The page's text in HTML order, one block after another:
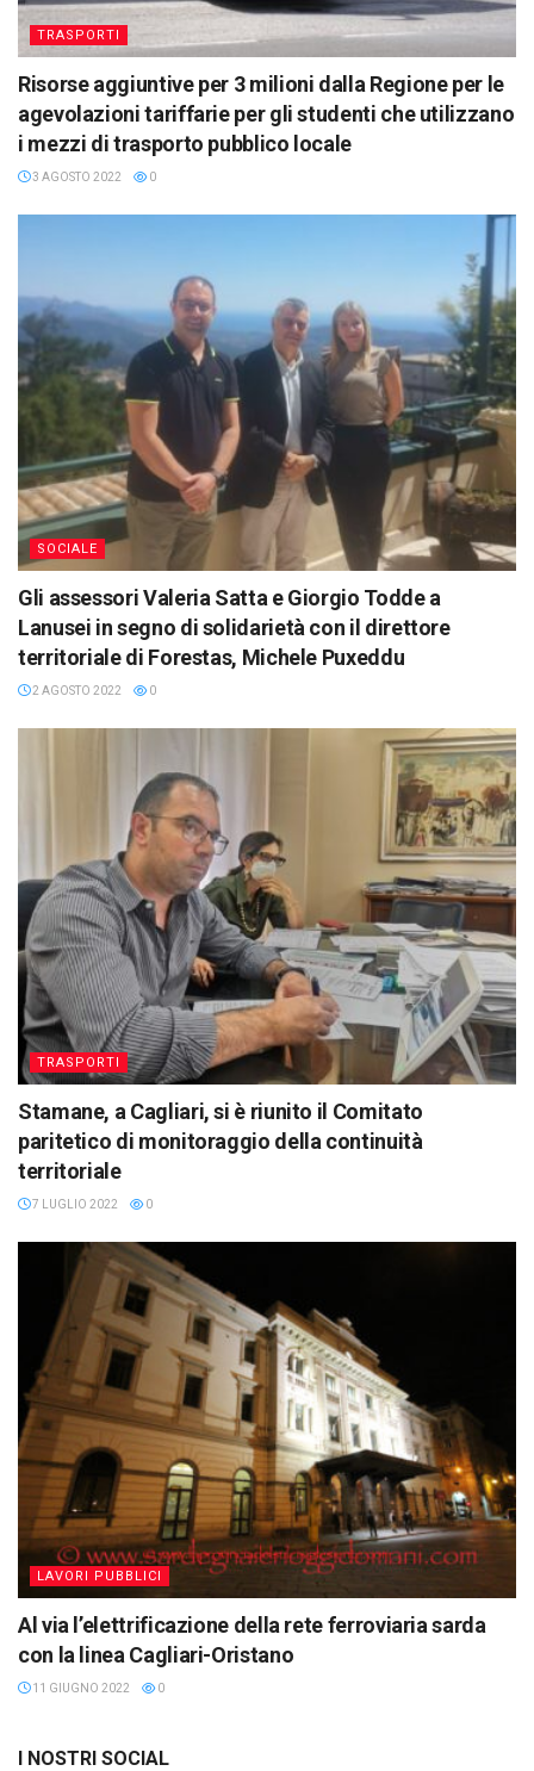
TRASPORTI
Risorse aggiuntive per 3 milioni dalla Regione per le
agevolazioni tariffarie per gli studenti che utilizzano
i mezzi di trasporto pubblico locale
3 AGOSTO 2022 0
SOCIALE
Gli assessori Valeria Satta e Giorgio Todde a
Lanusei in segno di solidarietà con il direttore
territoriale di Forestas, Michele Puxeddu
2 AGOSTO 2022 0
TRASPORTI
Stamane, a Cagliari, si è riunito il Comitato
paritetico di monitoraggio della continuità
territoriale
7 LUGLIO 2022 0
LAVORI PUBBLICI
Al via l’elettrificazione della rete ferroviaria sarda
con la linea Cagliari-Oristano
11 GIUGNO 2022 0
I NOSTRI SOCIAL